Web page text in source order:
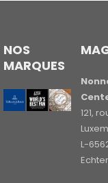
NOS
MARQUES
121,
L-